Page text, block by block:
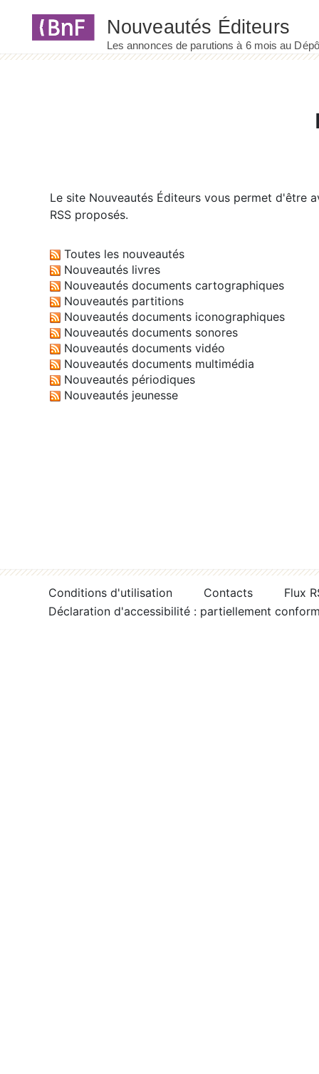
Le site Nouveautés Éditeurs vous permet d'être
RSS proposés.
Toutes les nouveautés
Nouveautés livres
Nouveautés documents cartographiques
Nouveautés partitions
Nouveautés documents iconographiques
Nouveautés documents sonores
Nouveautés documents vidéo
Nouveautés documents multimédia
Nouveautés périodiques
Nouveautés jeunesse
Conditions d'utilisation Contacts
Flux
Déclaration d'accessibilité : partiellement